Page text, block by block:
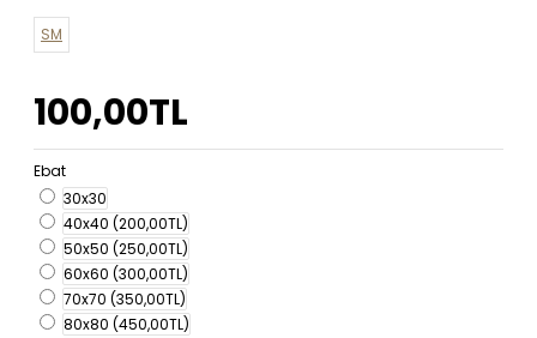
SM
100,00TL
Ebat
30x30
40x40 (200,00TL)
50x50 (250,00TL)
60x60 (300,00TL)
70x70 (350,00TL)
80x80 (450,00TL)